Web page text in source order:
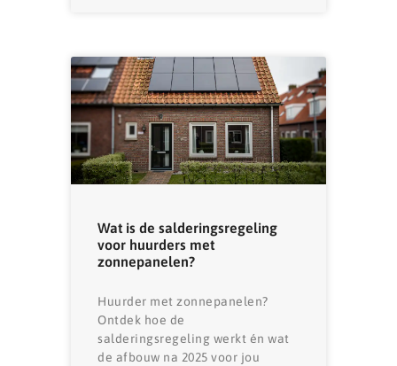
Wat is de salderingsregeling
voor huurders met
zonnepanelen?
Huurder met zonnepanelen?
Ontdek hoe de
salderingsregeling werkt én wat
de afbouw na 2025 voor jou